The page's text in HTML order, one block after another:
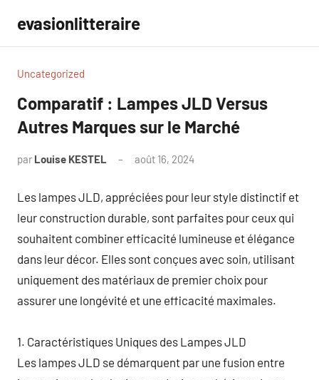
contenu
evasionlitteraire
Uncategorized
Comparatif : Lampes JLD Versus
Autres Marques sur le Marché
par Louise KESTEL août 16, 2024
Les lampes JLD, appréciées pour leur style distinctif et
leur construction durable, sont parfaites pour ceux qui
souhaitent combiner efficacité lumineuse et élégance
dans leur décor. Elles sont conçues avec soin, utilisant
uniquement des matériaux de premier choix pour
assurer une longévité et une efficacité maximales.
1. Caractéristiques Uniques des Lampes JLD
Les lampes JLD se démarquent par une fusion entre